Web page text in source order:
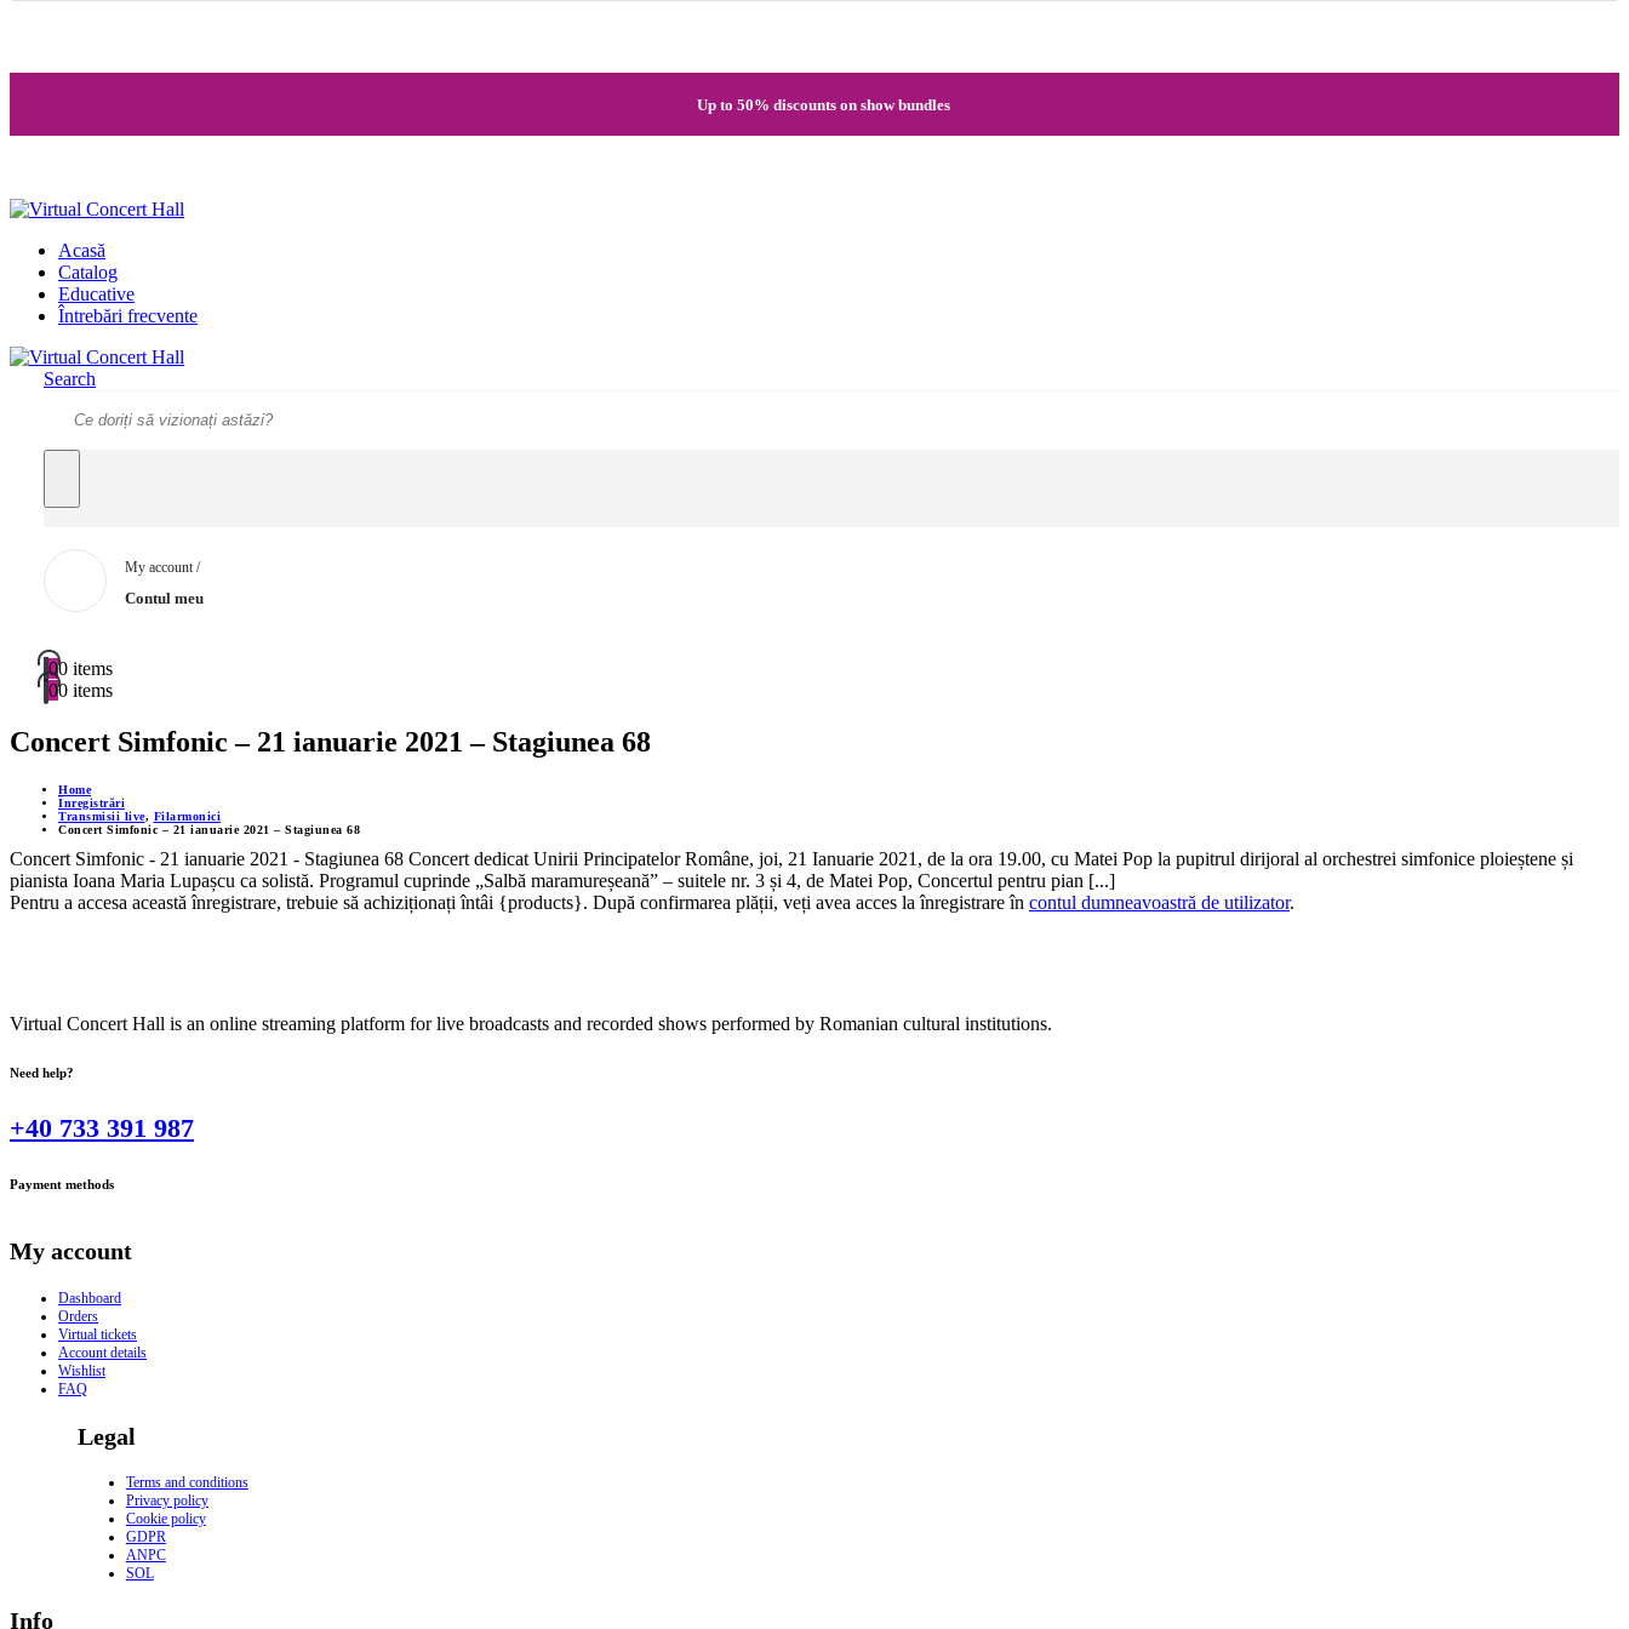
Up to 50% discounts on show bundles
Acasă
Catalog
Educative
Întrebări frecvente
Search
My account /
Contul meu
00 items
00 items
Concert Simfonic – 21 ianuarie 2021 – Stagiunea 68
Home
Înregistrări
Transmisii live, Filarmonici
Concert Simfonic – 21 ianuarie 2021 – Stagiunea 68
Concert Simfonic - 21 ianuarie 2021 - Stagiunea 68 Concert dedicat Unirii Principatelor Române, joi, 21 Ianuarie 2021, de la ora 19.00, cu Matei Pop la pupitrul dirijoral al orchestrei simfonice ploieștene și
pianista Ioana Maria Lupașcu ca solistă. Programul cuprinde „Salbă maramureșeană” – suitele nr. 3 și 4, de Matei Pop, Concertul pentru pian [...]
Pentru a accesa această înregistrare, trebuie să achiziționați întâi {products}. După confirmarea plății, veți avea acces la înregistrare în contul dumneavoastră de utilizator.
Virtual Concert Hall is an online streaming platform for live broadcasts and recorded shows performed by Romanian cultural institutions.
Need help?
+40 733 391 987
Payment methods
My account
Dashboard
Orders
Virtual tickets
Account details
Wishlist
FAQ
Legal
Terms and conditions
Privacy policy
Cookie policy
GDPR
ANPC
SOL
Info